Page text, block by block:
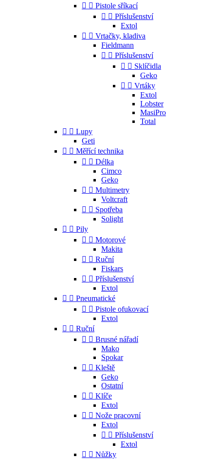
  Pistole sříkací
  Příslušenství
Extol
  Vrtačky, kladiva
Fieldmann
  Příslušenství
  Sklíčidla
Geko
  Vrtáky
Extol
Lobster
MasiPro
Total
  Lupy
Geti
  Měřící technika
  Délka
Cimco
Geko
  Multimetry
Voltcraft
  Spotřeba
Solight
  Pily
  Motorové
Makita
  Ruční
Fiskars
  Příslušenství
Extol
  Pneumatické
  Pistole ofukovací
Extol
  Ruční
  Brusné nářadí
Mako
Spokar
  Kleště
Geko
Ostatní
  Klíče
Extol
  Nože pracovní
Extol
  Příslušenství
Extol
  Nůžky